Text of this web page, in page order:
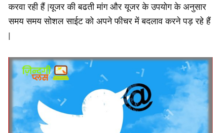
करवा रही हैं |यूजर की बढती मांग और यूजर के उपयोग के अनुसार
समय समय सोशल साईट को अपने फीचर में बदलाव करने पड़ रहे हैं
|